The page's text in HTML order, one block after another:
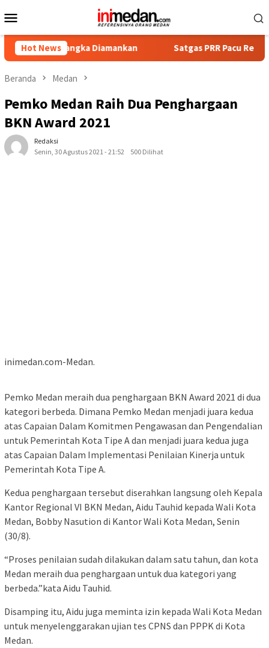
ke
Mobile
Hot NewsDiamankan Satgas PRR Pacu Realisasi
Beranda Medan
Pemko Medan Raih Dua Penghargaan
BKN Award 2021
Redaksi
Senin, 30 Agustus 2021 - 21:52
500 Dilihat
inimedan.com-Medan.
Pemko Medan meraih dua penghargaan BKN Award 2021 di dua
kategori berbeda. Dimana Pemko Medan menjadi juara kedua
atas Capaian Dalam Komitmen Pengawasan dan Pengendalian
untuk Pemerintah Kota Tipe A dan menjadi juara kedua juga
atas Capaian Dalam Implementasi Penilaian Kinerja untuk
Pemerintah Kota Tipe A.
Kedua penghargaan tersebut diserahkan langsung oleh Kepala
Kantor Regional VI BKN Medan, Aidu Tauhid kepada Wali Kota
Medan, Bobby Nasution di Kantor Wali Kota Medan, Senin
(30/8).
“Proses penilaian sudah dilakukan dalam satu tahun, dan kota
Medan meraih dua penghargaan untuk dua kategori yang
berbeda.”kata Aidu Tauhid.
Disamping itu, Aidu juga meminta izin kepada Wali Kota Medan
untuk menyelenggarakan ujian tes CPNS dan PPPK di Kota
Medan.